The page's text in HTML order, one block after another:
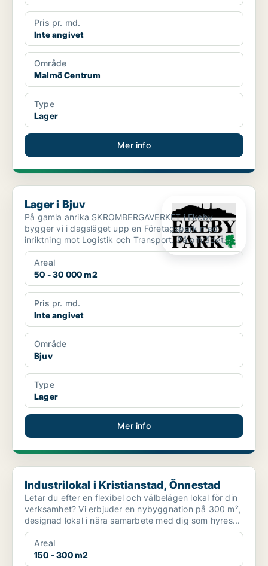
Pris pr. md.
Inte angivet
Område
Malmö Centrum
Type
Lager
Mer info
Lager i Bjuv
Lager i Bjuv
På gamla anrika SKROMBERGAVERKET i Ekeby
bygger vi i dagsläget upp en Företagspark med
inriktning mot Logistik och Transport. På området
finns det i dagsläge...
Areal
50 - 30 000 m2
Pris pr. md.
Inte angivet
Område
Bjuv
Type
Lager
Mer info
Industrilokal i Kristianstad, Önnestad
Industrilokal i Kristianstad, Önnestad
Letar du efter en flexibel och välbelägen lokal för din
verksamhet? Vi erbjuder en nybyggnation på 300 m²,
designad lokal i nära samarbete med dig som hyres...
Areal
150 - 300 m2